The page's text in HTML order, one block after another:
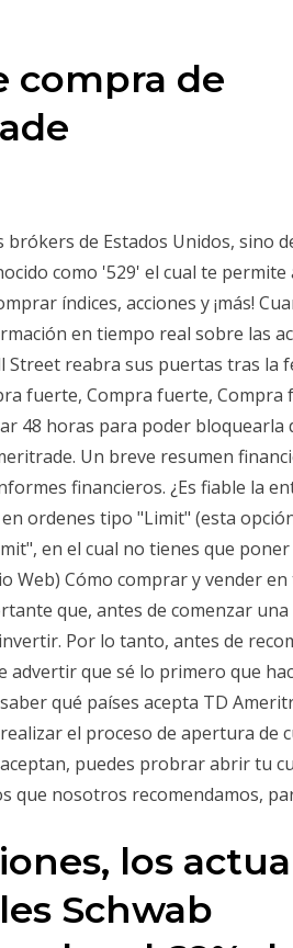
compra de
de Estados Unidos, sino
como '529' el cual te
índices, acciones y ¡más!
en tiempo real sobre las
Street reabra sus puertas tras la
fuerte, Compra fuerte, Compra
48 horas para poder bloquearla
Un breve resumen
financieros. ¿Es fiable la
ordenes tipo "Limit" (esta
en el cual no tienes que poner
Web) Cómo comprar y vender
que, antes de comenzar
Por lo tanto, antes de
advertir que sé lo primero que
qué países acepta TD
el proceso de apertura de
puedes probrar abrir tu
que nosotros recomendamos,
los
Schwab